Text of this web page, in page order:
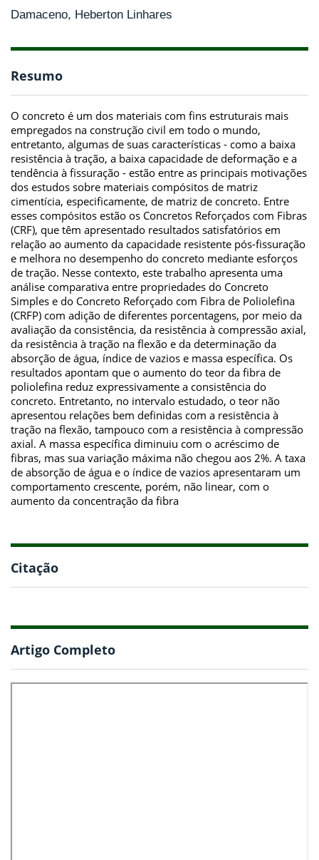
Damaceno, Heberton Linhares
Resumo
O concreto é um dos materiais com fins estruturais mais
empregados na construção civil em todo o mundo,
entretanto, algumas de suas características - como a baixa
resistência à tração, a baixa capacidade de deformação e a
tendência à fissuração - estão entre as principais motivações
dos estudos sobre materiais compósitos de matriz
cimentícia, especificamente, de matriz de concreto. Entre
esses compósitos estão os Concretos Reforçados com Fibras
(CRF), que têm apresentado resultados satisfatórios em
relação ao aumento da capacidade resistente pós-fissuração
e melhora no desempenho do concreto mediante esforços
de tração. Nesse contexto, este trabalho apresenta uma
análise comparativa entre propriedades do Concreto
Simples e do Concreto Reforçado com Fibra de Poliolefina
(CRFP) com adição de diferentes porcentagens, por meio da
avaliação da consistência, da resistência à compressão axial,
da resistência à tração na flexão e da determinação da
absorção de água, índice de vazios e massa específica. Os
resultados apontam que o aumento do teor da fibra de
poliolefina reduz expressivamente a consistência do
concreto. Entretanto, no intervalo estudado, o teor não
apresentou relações bem definidas com a resistência à
tração na flexão, tampouco com a resistência à compressão
axial. A massa específica diminuiu com o acréscimo de
fibras, mas sua variação máxima não chegou aos 2%. A taxa
de absorção de água e o índice de vazios apresentaram um
comportamento crescente, porém, não linear, com o
aumento da concentração da fibra
Citação
Artigo Completo